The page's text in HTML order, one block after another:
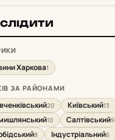
Харкова1
ЗА РАЙОНАМИ
20 Київський13
10 Салтівський9
8 Індустріальний6